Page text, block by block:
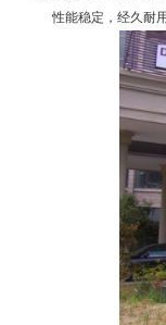
性能稳定，经久耐